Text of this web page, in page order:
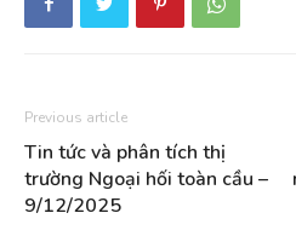
Previous article
Tin tức và phân tích thị
trường Ngoại hối toàn cầu –
9/12/2025